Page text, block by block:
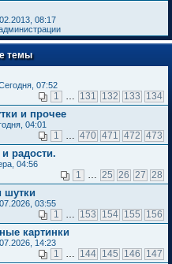
08:17
темы
07:52
1 131 132 133 134
и прочее
04:01
1 470 471 472 473
радости.
04:56
1 25 26 27 28
шутки
03:55
1 153 154 155 156
картинки
14:23
1 144 145 146 147